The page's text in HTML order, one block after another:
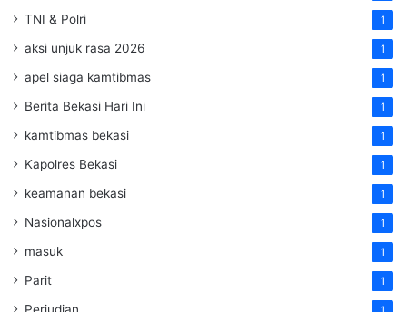
TNI & Polri 1
aksi unjuk rasa 2026 1
apel siaga kamtibmas 1
Berita Bekasi Hari Ini 1
kamtibmas bekasi 1
Kapolres Bekasi 1
keamanan bekasi 1
Nasionalxpos 1
masuk 1
Parit 1